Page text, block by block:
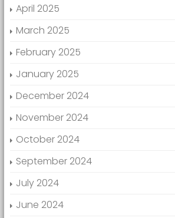
April 2025
March 2025
February 2025
January 2025
December 2024
November 2024
October 2024
September 2024
July 2024
June 2024